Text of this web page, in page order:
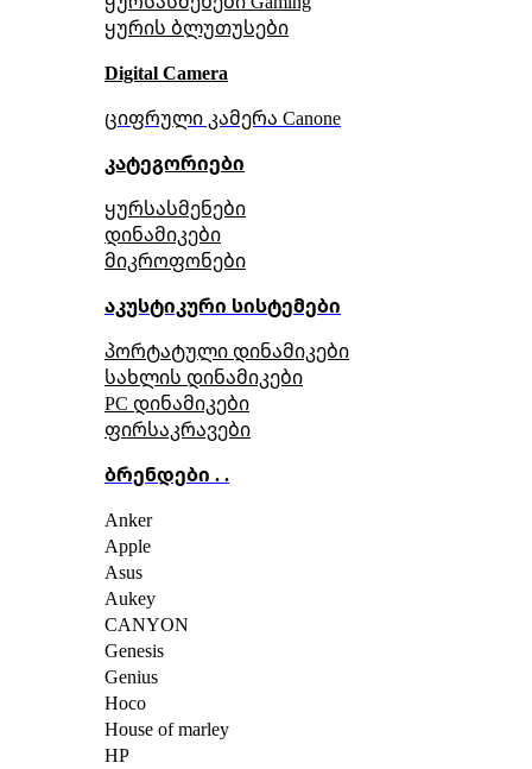
ყურის ბლუთუსები
Digital Camera
ციფრული კამერა Сanone
კატეგორიები
ყურსასმენები
დინამიკები
მიკროფონები
აკუსტიკური სისტემები
პორტატული დინამიკები
სახლის დინამიკები
PC დინამიკები
ფირსაკრავები
ბრენდები . .
Anker
Apple
Asus
Aukey
CANYON
Genesis
Genius
Hoco
House of marley
HP